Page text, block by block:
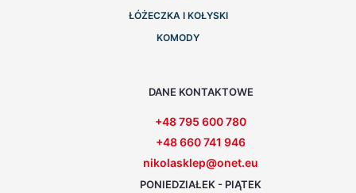
ŁÓŻECZKA I KOŁYSKI
KOMODY
DANE KONTAKTOWE
+48 795 600 780
+48 660 741 946
nikolasklep@onet.eu
PONIEDZIAŁEK - PIĄTEK